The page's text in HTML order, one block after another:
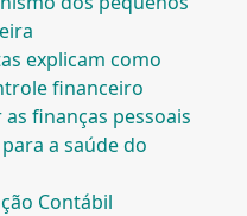
explicam como
financeiro
finanças pessoais
a saúde do
Contábil